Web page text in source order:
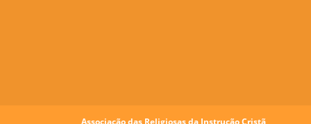
Associação das Religiosas da Instrução Cristã